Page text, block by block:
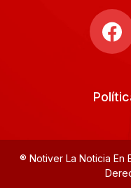
® Notiver La Noticia En